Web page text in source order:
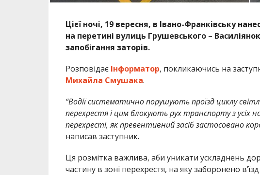
Цієї ночі, 19 вересня, в Івано-Франківську
на перетині вулиць Грушевського –
запобігання заторів.
Розповідає Інформатор, покликаючись на
Михайла Смушака.
“Водії систематично порушують проїзд циклу
перехрестя і цим блокують рух транспорту з усіх
перехресті, як превентивний засіб застосовано
написав заступник.
Ця розмітка важлива, аби уникати ускладнень
частину в зоні перехрестя, на яку заборонено